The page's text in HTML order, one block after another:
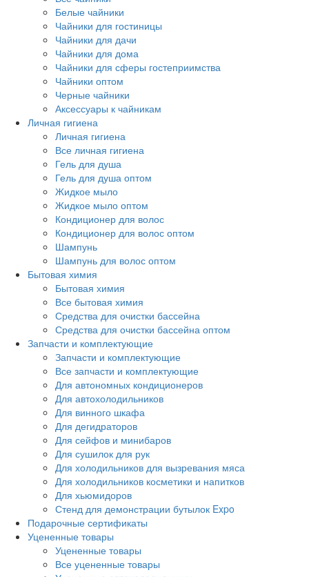
Белые чайники
Чайники для гостиницы
Чайники для дачи
Чайники для дома
Чайники для сферы гостеприимства
Чайники оптом
Черные чайники
Аксессуары к чайникам
Личная гигиена
Личная гигиена
Все личная гигиена
Гель для душа
Гель для душа оптом
Жидкое мыло
Жидкое мыло оптом
Кондиционер для волос
Кондиционер для волос оптом
Шампунь
Шампунь для волос оптом
Бытовая химия
Бытовая химия
Все бытовая химия
Средства для очистки бассейна
Средства для очистки бассейна оптом
Запчасти и комплектующие
Запчасти и комплектующие
Все запчасти и комплектующие
Для автономных кондиционеров
Для автохолодильников
Для винного шкафа
Для дегидраторов
Для сейфов и минибаров
Для сушилок для рук
Для холодильников для вызревания мяса
Для холодильников косметики и напитков
Для хьюмидоров
Стенд для демонстрации бутылок Expo
Подарочные сертификаты
Уцененные товары
Уцененные товары
Все уцененные товары